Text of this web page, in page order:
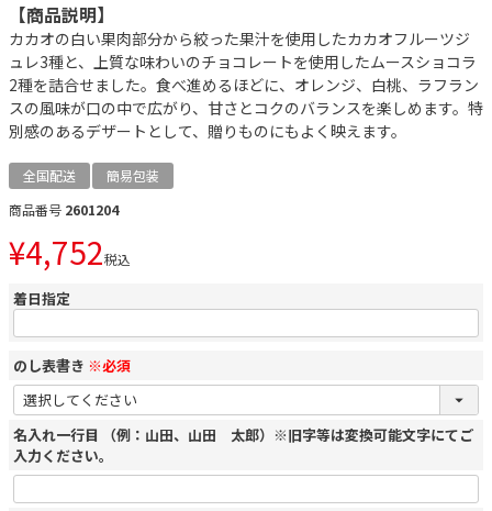
【商品説明】
カカオの白い果肉部分から絞った果汁を使用したカカオフルーツジ
ュレ3種と、上質な味わいのチョコレートを使用したムースショコラ
2種を詰合せました。食べ進めるほどに、オレンジ、白桃、ラフラン
スの風味が口の中で広がり、甘さとコクのバランスを楽しめます。特
別感のあるデザートとして、贈りものにもよく映えます。
全国配送
簡易包装
商品番号 2601204
¥4,752税込
着日指定
のし表書き ※必須
名入れ一行目 （例：山田、山田 太郎）※旧字等は変換可能文字にてご
入力ください。